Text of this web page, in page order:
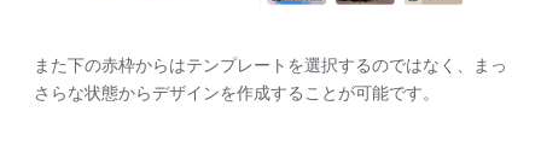
また下の赤枠からはテンプレートを選択するのではなく、まっ
さらな状態からデザインを作成することが可能です。